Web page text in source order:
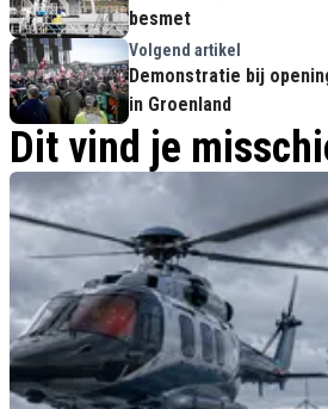
besmet
Volgend artikel
Demonstratie bij
in Groenland
Dit vind je